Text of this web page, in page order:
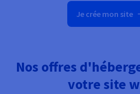
Je crée mon site
Nos offres
votre site